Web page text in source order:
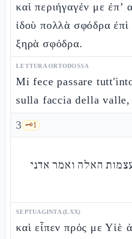
καὶ περιήγαγέν με
ἰδοὺ πολλὰ σφόδρα
ξηρὰ σφόδρα.
LETTURA ORTODOSSA
Mi fece passare
sulla faccia della
3 🗝️1
האלה ואמר אדני
SEPTUAGINTA (LXX)
καὶ εἶπεν πρός με Υἱὲ